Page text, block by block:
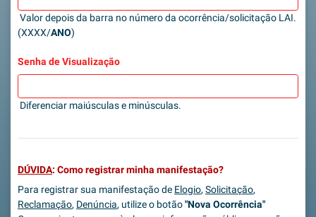
Valor depois da barra no número da ocorrência/solicitação LAI.
(XXXX/ANO)
Senha de Visualização
Diferenciar maiúsculas e minúsculas.
DÚVIDA: Como registrar minha manifestação?
Para registrar sua manifestação de Elogio, Solicitação,
Reclamação, Denúncia, utilize o botão"Nova Ocorrência"